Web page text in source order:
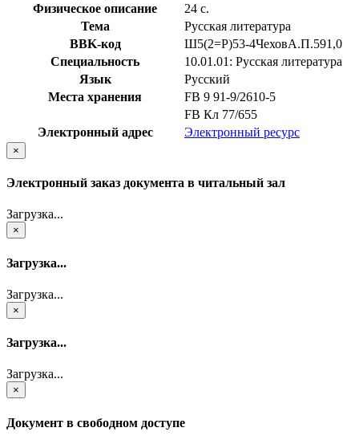
Физическое описание
24 с.
Тема
Русская литература
BBK-код
Ш5(2=Р)53-4ЧеховА.П.591,0
Специальность
10.01.01: Русская литература
Язык
Русский
Места хранения
FB 9 91-9/2610-5
FB Кл 77/655
Электронный адрес
Электронный ресурс
×
Электронный заказ документа в читальный зал
Загрузка...
×
Загрузка...
Загрузка...
×
Загрузка...
Загрузка...
×
Документ в свободном доступе